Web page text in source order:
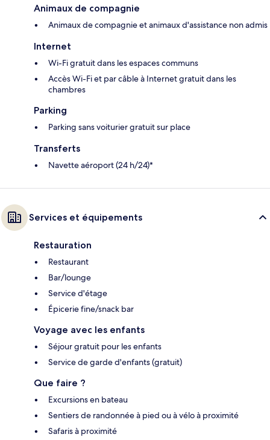
Animaux de compagnie
Animaux de compagnie et animaux d'assistance non admis
Internet
Wi-Fi gratuit dans les espaces communs
Accès Wi-Fi et par câble à Internet gratuit dans les
chambres
Parking
Parking sans voiturier gratuit sur place
Transferts
Navette aéroport (24 h/24)*
Services et équipements
Restauration
Restaurant
Bar/lounge
Service d'étage
Épicerie fine/snack bar
Voyage avec les enfants
Séjour gratuit pour les enfants
Service de garde d'enfants (gratuit)
Que faire ?
Excursions en bateau
Sentiers de randonnée à pied ou à vélo à proximité
Safaris à proximité